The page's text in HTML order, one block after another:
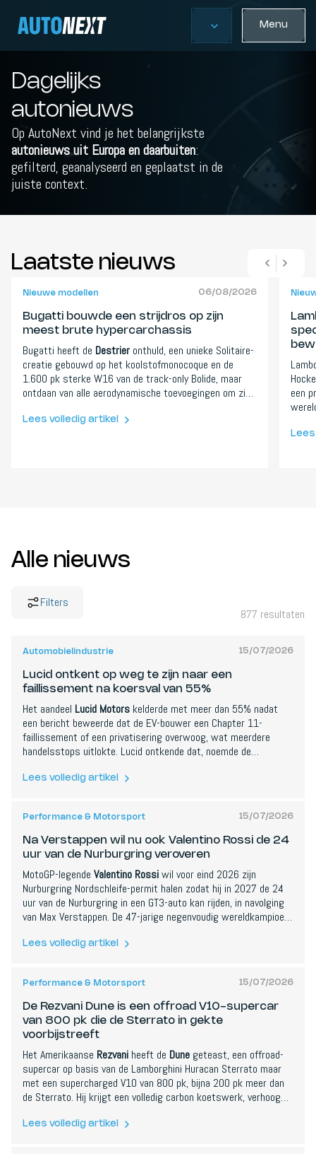
Menu
Dagelijks
autonieuws
Op AutoNext vind je het belangrijkste
autonieuws uit Europa en daarbuiten:
gefilterd, geanalyseerd en geplaatst in de
juiste context.
Laatste nieuws
Nieuwe modellen 06/08/2026
Bugatti bouwde een strijdros op zijn
meest brute hypercarchassis
Bugatti heeft de Destrier onthuld, een unieke Solitaire-
creatie gebouwd op het koolstofmonocoque en de
1.600 pk sterke W16 van de track-only Bolide, maar
ontdaan van alle aerodynamische toevoegingen om zich
op 16 augustus 2026 op Pebble Beach.
Lees volledig artikel
een
nog
Alle nieuws
Filters
877 resultaten
Automobielindustrie 15/07/2026
Lucid ontkent op weg te zijn naar een
faillissement na koersval van 55%
Het aandeel Lucid Motors kelderde met meer dan 55% nadat
een bericht beweerde dat de EV-bouwer een Chapter 11-
faillissement of een privatisering overwoog, wat meerdere
handelsstops uitlokte. Lucid ontkende dat, noemde de
tot ver in volgend jaar, zonder speciaal bestuurscomite. Het
PIF. Het diepere probleem blijft de zwakke vraag.
Lees volledig artikel
Performance & Motorsport 15/07/2026
Na Verstappen wil nu ook Valentino Rossi de 24
uur van de Nurburgring veroveren
MotoGP-legende Valentino Rossiwil voor eind 2026 zijn
Nurburgring Nordschleife-permit halen zodat hij in 2027 de 24
uur van de Nurburgring in een GT3-auto kan rijden, in navolging
van Max Verstappen. De 47-jarige negenvoudig wereldkampioen
NLS-endurancewedstrijden. Kalenderconflicten met zijn andere
Lees volledig artikel
Performance & Motorsport 15/07/2026
De Rezvani Dune is een offroad V10-supercar
van 800 pk die de Sterrato in gekte
voorbijstreeft
Het Amerikaanse Rezvani heeft de Dune geteast, een offroad-
supercar op basis van de Lamborghini Huracan Sterrato maar
met een supercharged V10 van 800 pk, bijna 200 pk meer dan
de Sterrato. Hij krijgt een volledig carbon koetswerk, verhoogde
en dakrails. Er worden er wereldwijd slechts 7 gebouwd, met
Lees volledig artikel